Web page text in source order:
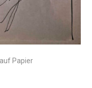
Papier